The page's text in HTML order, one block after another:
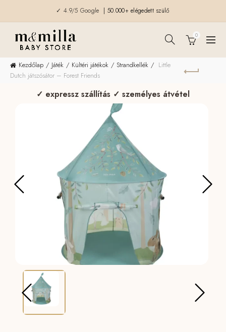
✓ 4.9/5 Google | 50.000+ elégedett szülő
0
Kezdőlap Játék Kültéri játékok Strandkellék
Little
Dutch játszósátor – Forest Friends
✓ expressz szállítás ✓ személyes átvétel